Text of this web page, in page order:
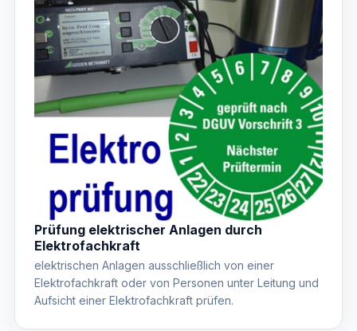
Prüfung elektrischer Anlagen durch
Elektrofachkraft
elektrischen Anlagen ausschließlich von einer
Elektrofachkraft oder von Personen unter Leitung und
Aufsicht einer Elektrofachkraft prüfen.